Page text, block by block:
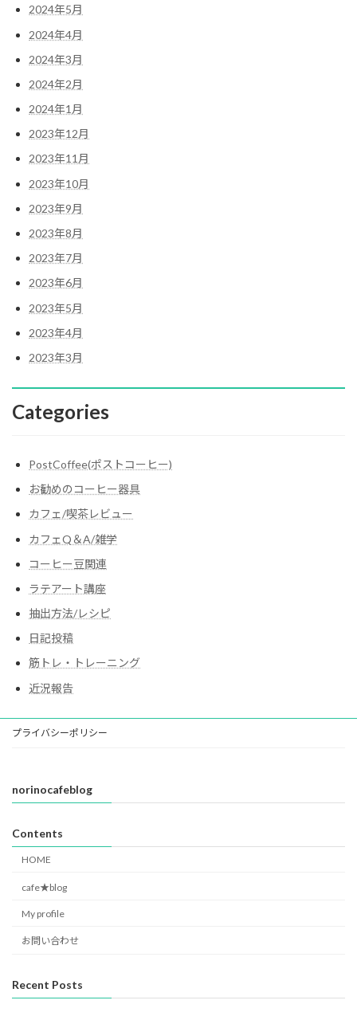
2024年5月
2024年4月
2024年3月
2024年2月
2024年1月
2023年12月
2023年11月
2023年10月
2023年9月
2023年8月
2023年7月
2023年6月
2023年5月
2023年4月
2023年3月
Categories
PostCoffee(ポストコーヒー)
お勧めのコーヒー器具
カフェ/喫茶レビュー
カフェQ＆A/雑学
コーヒー豆関連
ラテアート講座
抽出方法/レシピ
日記投稿
筋トレ・トレーニング
近況報告
プライバシーポリシー
norinocafeblog
Contents
HOME
cafe★blog
My profile
お問い合わせ
Recent Posts